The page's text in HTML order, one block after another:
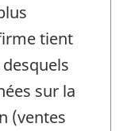
tient
sur la
(ventes